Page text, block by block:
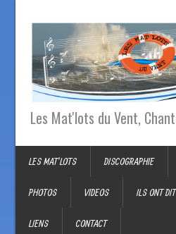
Les Mat'lots du Vent,
LES MAT’LOTS DISCOGRAPHIE
PHOTOS VIDEOS ILS ONT DIT
LIENS CONTACT